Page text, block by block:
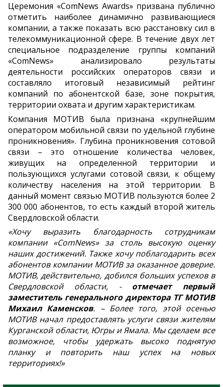
Церемония «ComNews Awards» призвана публично
отметить наиболее динамично развивающиеся
компании, а также показать всю расстановку сил в
телекоммуникационной сфере. В течение двух лет
специальное подразделение группы компаний
«ComNews» анализировало результаты
деятельности российских операторов связи и
составляло итоговый независимый рейтинг
компаний по абонентской базе, зоне покрытия,
территории охвата и другим характеристикам.
Компания МОТИВ была признана «крупнейшим
оператором мобильной связи по удельной глубине
проникновения». Глубина проникновения сотовой
связи – это отношение количества человек,
живущих на определенной территории и
пользующихся услугами сотовой связи, к общему
количеству населения на этой территории. В
данный момент связью МОТИВ пользуются более 2
300 000 абонентов, то есть каждый второй житель
Свердловской области.
«Хочу выразить благодарность сотрудникам
компании «ComNews» за столь высокую оценку
наших достижений. Также хочу поблагодарить всех
абонентов компании МОТИВ за оказанное доверие.
МОТИВ, действительно, добился больших успехов в
Свердловской области, - отмечает первый
заместитель генерального директора ТГ МОТИВ
Михаил Каменсков. – Более того, этой осенью
МОТИВ начал предоставлять услуги связи жителям
Курганской области, Югры и Ямала. Мы сделаем все
возможное, чтобы удержать высоко поднятую
планку и повторить наш успех на новых
территориях!»